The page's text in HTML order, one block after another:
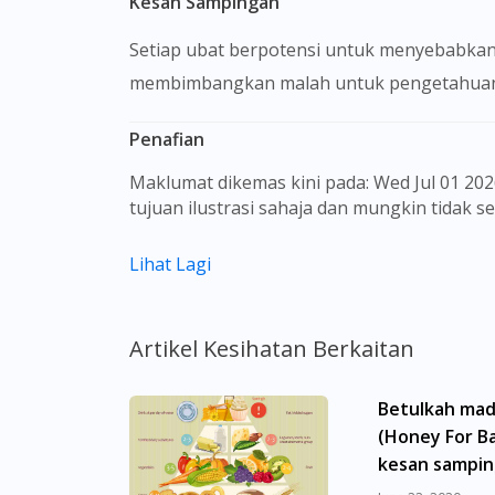
Setiap ubat berpotensi untuk
membimbangkan malah untuk
Penafian
Maklumat dikemas kini pada: Wed Jul 01 2026 09:24:26 GMT+0000 (Coordinated Universal Time) Gambar barangan yang ditunjukkan hanya untuk
tujuan ilustrasi sahaja dan mungkin tidak
Kandungan laman web ini adalah
untuk membuat diagnosis atau rawatan
sebelum mengambil atau menggunakan
menggantikannya.
Pemberian ubat-ubatan yang
yang berdaftar di bawah Majlis Perubatan
Lihat Lagi
Artikel Kesihatan Berkaitan
Betulkah
(Honey For
kesan